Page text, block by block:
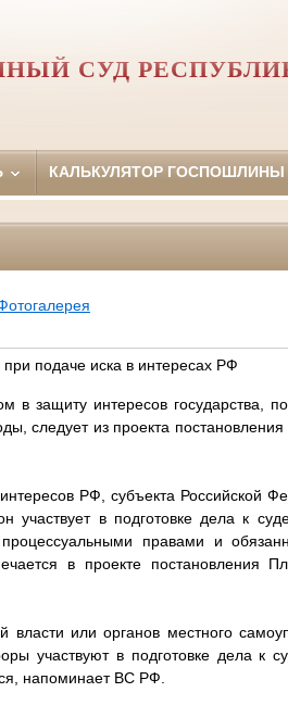
СУД
КАЛЬКУЛЯТОР ГОСПОШЛИНЫ
подаче иска в интересах РФ
защиту интересов государства,
следует из проекта
РФ, субъекта Российской
участвует в подготовке дела к
правами и
в проекте постановления
власти или органов местного
участвуют в подготовке дела к
напоминает ВС РФ.